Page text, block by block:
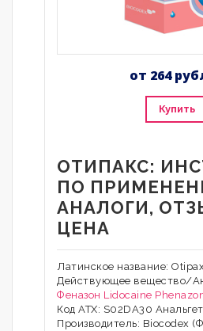
от 264
Купить
ОТИПАКС:
ПО
АНАЛОГИ,
ЦЕНА
Латинское название: Otipax
Действующее вещество/
Феназон Lidocaine
Код АТХ: S02DA30
Производитель: Biocodex